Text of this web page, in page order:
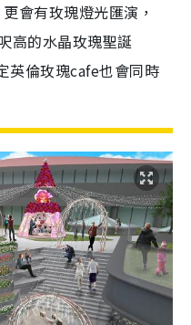
會有玫瑰燈光匯演，
高的水晶玫瑰聖誕
英倫玫瑰cafe也會同時